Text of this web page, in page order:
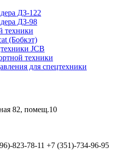
ДЗ-122
ДЗ-98
техники
(Бобкэт)
JCB
техники
для спецтехники
82, помещ.10
823-78-11 +7 (351)-734-96-95